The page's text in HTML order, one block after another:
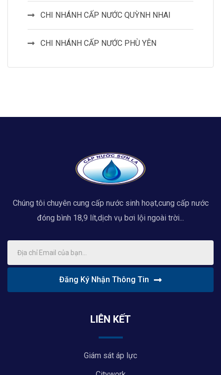
CHI NHÁNH CẤP NƯỚC QUỲNH NHAI
CHI NHÁNH CẤP NƯỚC PHÙ YÊN
Chúng tôi chuyên cung cấp nước sinh hoạt,cung cấp nước
đóng bình 18,9 lít,dịch vụ bơi lội ngoài trời...
Đăng Ký Nhận Thông Tin
LIÊN KẾT
Giám sát áp lực